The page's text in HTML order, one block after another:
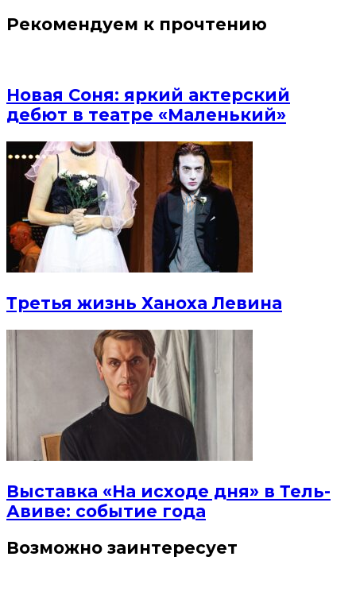
Рекомендуем к прочтению
Новая Соня: яркий актерский
дебют в театре «Маленький»
Третья жизнь Ханоха Левина
Выставка «На исходе дня» в Тель-
Авиве: событие года
Возможно заинтересует